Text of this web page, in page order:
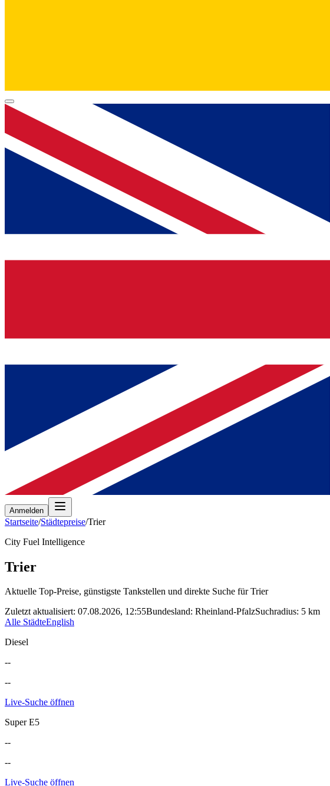
Anmelden
Startseite/Städtepreise/Trier
City Fuel Intelligence
Trier
Aktuelle Top-Preise, günstigste Tankstellen und direkte Suche für Trier
Zuletzt aktualisiert: 07.08.2026, 12:55Bundesland: Rheinland-PfalzSuchradius: 5 km
Alle StädteEnglish
Diesel
--
--
Live-Suche öffnen
Super E5
--
--
Live-Suche öffnen